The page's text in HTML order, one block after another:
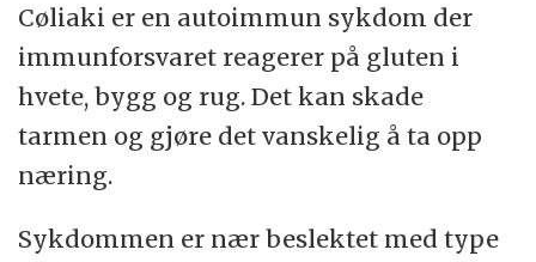
Cøliaki er en autoimmun sykdom der
immunforsvaret reagerer på gluten i
hvete, bygg og rug. Det kan skade
tarmen og gjøre det vanskelig å ta opp
næring.
Sykdommen er nær beslektet med type